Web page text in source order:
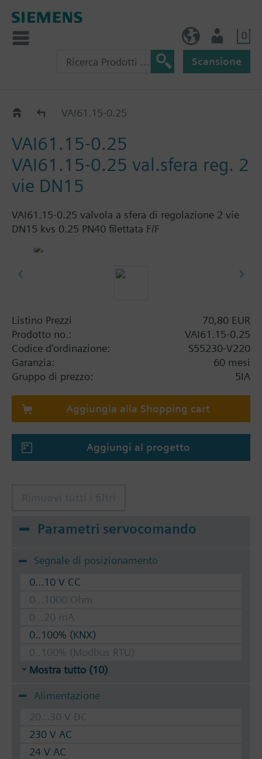
0
Scansione
CatalogoVAI61.15-0.25
VAI61.15-0.25
VAI61.15-0.25 val.sfera reg. 2
vie DN15
VAI61.15-0.25 valvola a sfera di regolazione 2 vie
DN15 kvs 0.25 PN40 filettata F/F
Listino Prezzi
70,80 EUR
Prodotto no.:
VAI61.15-0.25
Codice d'ordinazione:
S55230-V220
Garanzia:
60 mesi
Gruppo di prezzo:
5IA
Aggiungia alla Shopping cart
Aggiungi al progetto
Parametri servocomando
Segnale di posizionamento
0...10 V CC
0...1000 Ohm
0...20 mA
0..100% (KNX)
0..100% (Modbus RTU)
Mostra tutto (10)
Alimentazione
20...30 V DC
230 V AC
24 V AC